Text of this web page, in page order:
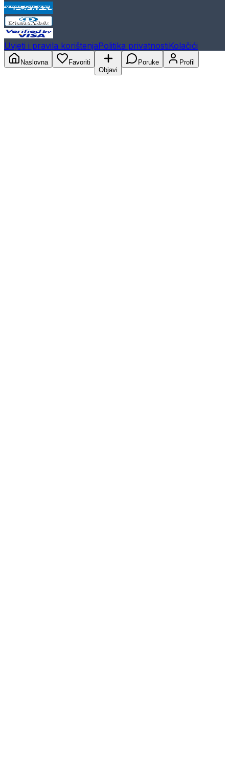
Uvjeti i pravila korištenjaPolitika privatnostiKolačići
Naslovna
Favoriti
Objavi
Poruke Profil